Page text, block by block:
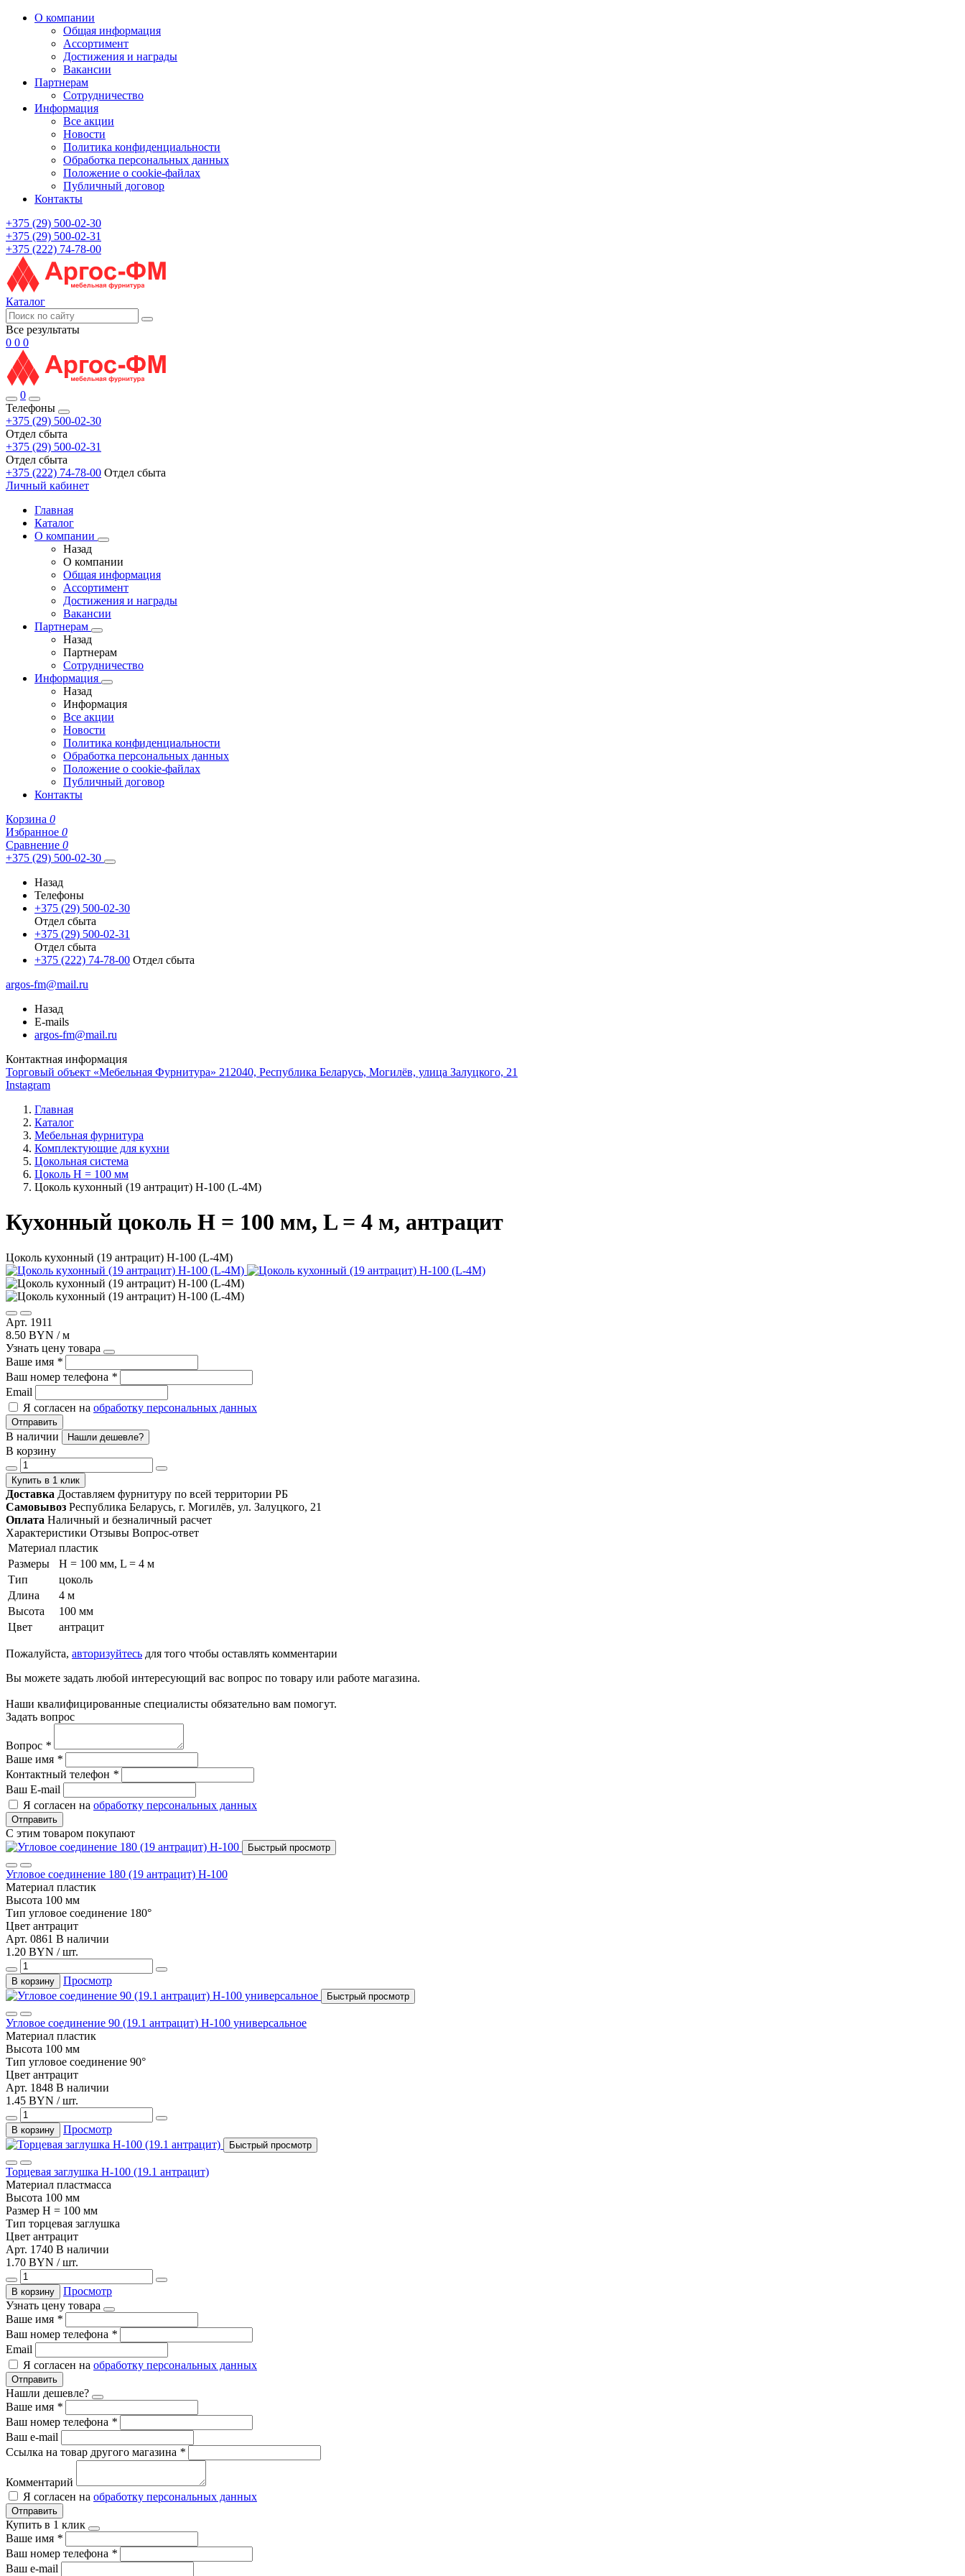
О компании
Общая информация
Ассортимент
Достижения и награды
Вакансии
Партнерам
Сотрудничество
Информация
Все акции
Новости
Политика конфиденциальности
Обработка персональных данных
Положение о cookie-файлах
Публичный договор
Контакты
+375 (29) 500-02-30
+375 (29) 500-02-31
+375 (222) 74-78-00
Каталог
Все результаты
0 0 0
0
Телефоны
+375 (29) 500-02-30
Отдел сбыта
+375 (29) 500-02-31
Отдел сбыта
+375 (222) 74-78-00 Отдел сбыта
Личный кабинет
Главная
Каталог
О компании
Назад
О компании
Общая информация
Ассортимент
Достижения и награды
Вакансии
Партнерам
Назад
Партнерам
Сотрудничество
Информация
Назад
Информация
Все акции
Новости
Политика конфиденциальности
Обработка персональных данных
Положение о cookie-файлах
Публичный договор
Контакты
Корзина 0
Избранное 0
Сравнение 0
+375 (29) 500-02-30
Назад
Телефоны
+375 (29) 500-02-30
Отдел сбыта
+375 (29) 500-02-31
Отдел сбыта
+375 (222) 74-78-00 Отдел сбыта
argos-fm@mail.ru
Назад
E-mails
argos-fm@mail.ru
Контактная информация
Торговый объект «Мебельная Фурнитура» 212040, Республика Беларусь, Могилёв, улица Залуцкого, 21
Instagram
Главная
Каталог
Мебельная фурнитура
Комплектующие для кухни
Цокольная система
Цоколь H = 100 мм
Цоколь кухонный (19 антрацит) Н-100 (L-4М)
Кухонный цоколь H = 100 мм, L = 4 м, антрацит
Цоколь кухонный (19 антрацит) Н-100 (L-4М)
Арт. 1911
8.50 BYN / м
Узнать цену товара
Ваше имя *
Ваш номер телефона *
Email
Я согласен на обработку персональных данных
Отправить
В наличии Нашли дешевле?
В корзину
Купить в 1 клик
Доставка Доставляем фурнитуру по всей территории РБ
Самовывоз Республика Беларусь, г. Могилёв, ул. Залуцкого, 21
Оплата Наличный и безналичный расчет
Характеристики Отзывы Вопрос-ответ
Материал пластик
Размеры
H = 100 мм, L = 4 м
Тип
цоколь
Длина
4 м
Высота
100 мм
Цвет
антрацит
Пожалуйста, авторизуйтесь для того чтобы оставлять комментарии
Вы можете задать любой интересующий вас вопрос по товару или работе магазина.
Наши квалифицированные специалисты обязательно вам помогут.
Задать вопрос
Вопрос *
Ваше имя *
Контактный телефон *
Ваш E-mail
Я согласен на обработку персональных данных
Отправить
С этим товаром покупают
Быстрый просмотр
Угловое соединение 180 (19 антрацит) Н-100
Материал пластик
Высота 100 мм
Тип угловое соединение 180°
Цвет антрацит
Арт. 0861 В наличии
1.20 BYN / шт.
В корзину Просмотр
Быстрый просмотр
Угловое соединение 90 (19.1 антрацит) Н-100 универсальное
Материал пластик
Высота 100 мм
Тип угловое соединение 90°
Цвет антрацит
Арт. 1848 В наличии
1.45 BYN / шт.
В корзину Просмотр
Быстрый просмотр
Торцевая заглушка Н-100 (19.1 антрацит)
Материал пластмасса
Высота 100 мм
Размер H = 100 мм
Тип торцевая заглушка
Цвет антрацит
Арт. 1740 В наличии
1.70 BYN / шт.
В корзину
Просмотр
Узнать цену товара
Ваше имя *
Ваш номер телефона *
Email
Я согласен на обработку персональных данных
Отправить
Нашли дешевле?
Ваше имя *
Ваш номер телефона *
Ваш e-mail
Ссылка на товар другого магазина *
Комментарий
Я согласен на обработку персональных данных
Отправить
Купить в 1 клик
Ваше имя *
Ваш номер телефона *
Ваш e-mail